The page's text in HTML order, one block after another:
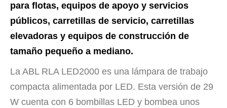
para flotas, equipos de apoyo y servicios
públicos, carretillas de servicio, carretillas
elevadoras y equipos de construcción de
tamaño pequeño a mediano.
La ABL RLA LED2000 es una lámpara de trabajo
compacta alimentada por LED. Esta versión de 29
W cuenta con 6 bombillas LED y bombea unos